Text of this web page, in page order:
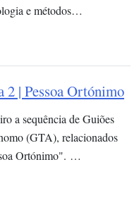
e métodos…
2 | Pessoa Ortónimo
a sequência de Guiões
(GTA), relacionados
Ortónimo". …